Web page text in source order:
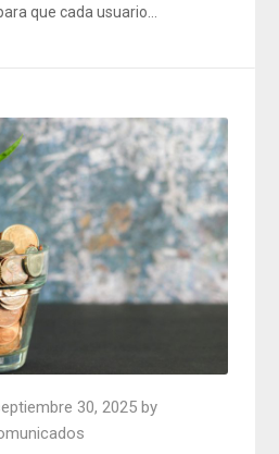
que cada usuario…
30, 2025 by